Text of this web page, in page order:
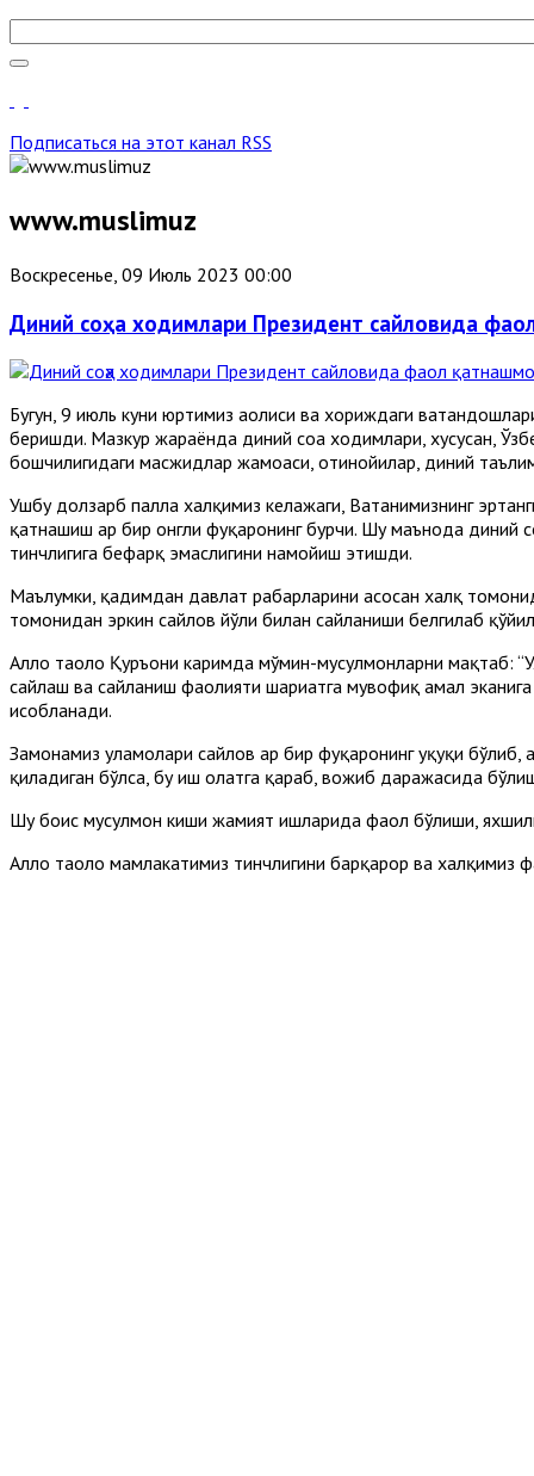
Подписаться на этот канал RSS
www.muslimuz
Воскресенье, 09 Июль 2023 00:00
Диний соҳа ходимлари Президент сайловида
Бугун, 9 июль куни юртимиз аҳолиси ва хориждаги
беришди. Мазкур жараёнда диний соҳа ходимлари, хусусан,
бошчилигидаги масжидлар жамоаси, отинойилар, диний
Ушбу долзарб палла халқимиз келажаги, Ватанимизнинг
қатнашиш ҳар бир онгли фуқаронинг бурчи. Шу маънода диний
тинчлигига бефарқ эмаслигини намойиш этишди.
Маълумки, қадимдан давлат раҳбарларини асосан халқ
томонидан эркин сайлов йўли билан сайланиши белгилаб
Аллоҳ таоло Қуръони каримда мўмин-мусулмонларни мақтаб:
сайлаш ва сайланиш фаолияти шариатга мувофиқ амал
ҳисобланади.
Замонамиз уламолари сайлов ҳар бир фуқаронинг ҳуқуқи
қиладиган бўлса, бу иш ҳолатга қараб, вожиб даражасида
Шу боис мусулмон киши жамият ишларида фаол бўлиши,
Аллоҳ таоло мамлакатимиз тинчлигини барқарор ва халқимиз